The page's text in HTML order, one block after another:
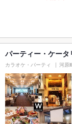
パーティー・ケー
カラオケ・パーティ 河原